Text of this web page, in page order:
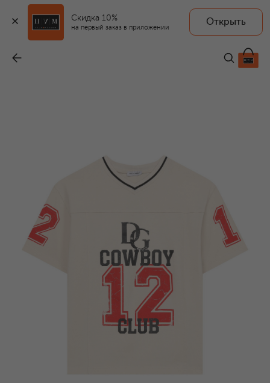
Скидка 10%
на первый заказ в приложении
Открыть
22 450 ₽